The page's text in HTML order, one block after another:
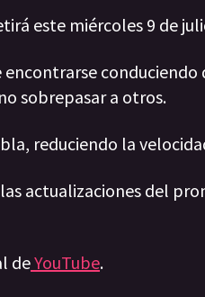
este miércoles 9 de
encontrarse
sobrepasar a otros.
reduciendo la
actualizaciones del
deYouTube.